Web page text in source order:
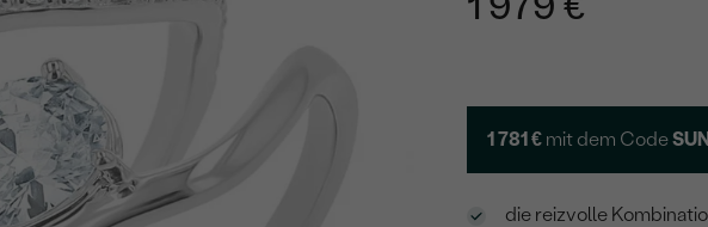
1 781 € mit dem Code
die reizvolle